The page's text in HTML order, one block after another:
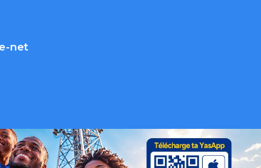
net